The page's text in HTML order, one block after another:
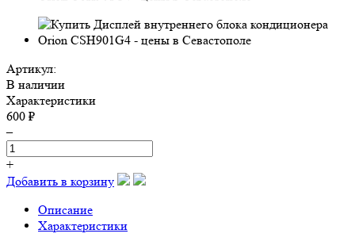
Артикул:
В наличии
Характеристики
600 ₽
–
+
Добавить в корзину
Описание
Характеристики